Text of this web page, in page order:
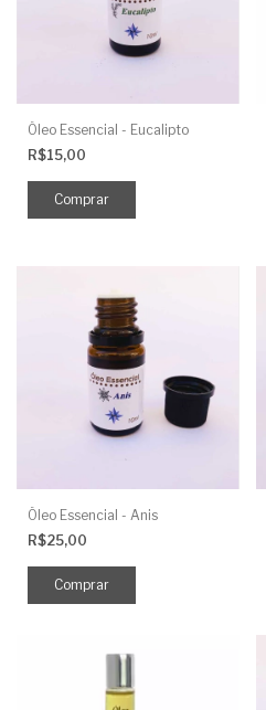
Óleo Essencial - Eucalipto
R$15,00
Óleo Essencial - Anis
R$25,00